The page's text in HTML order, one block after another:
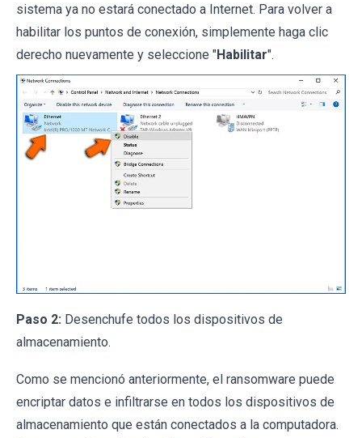
sistema ya no estará conectado a Internet. Para volver a
habilitar los puntos de conexión, simplemente haga clic
derecho nuevamente y seleccione "Habilitar".
Paso 2: Desenchufe todos los dispositivos de
almacenamiento.
Como se mencionó anteriormente, el ransomware puede
encriptar datos e infiltrarse en todos los dispositivos de
almacenamiento que están conectados a la computadora.